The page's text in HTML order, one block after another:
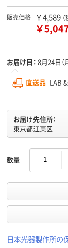
販売価格 ￥4,589
￥
お届け日： 8月24日（
直送品 LAB
お届け先住所：
東京都江東区
数量
日本光器製作所の